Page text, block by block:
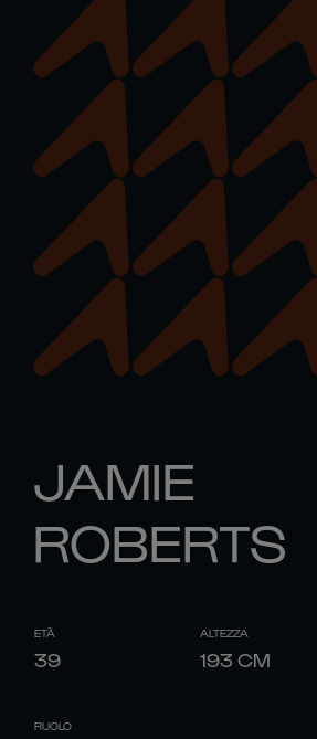
JAMIE
ROBERTS
ETÀ
39
ALTEZZA
193 CM
RUOLO